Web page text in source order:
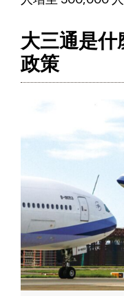
大三通是
政策